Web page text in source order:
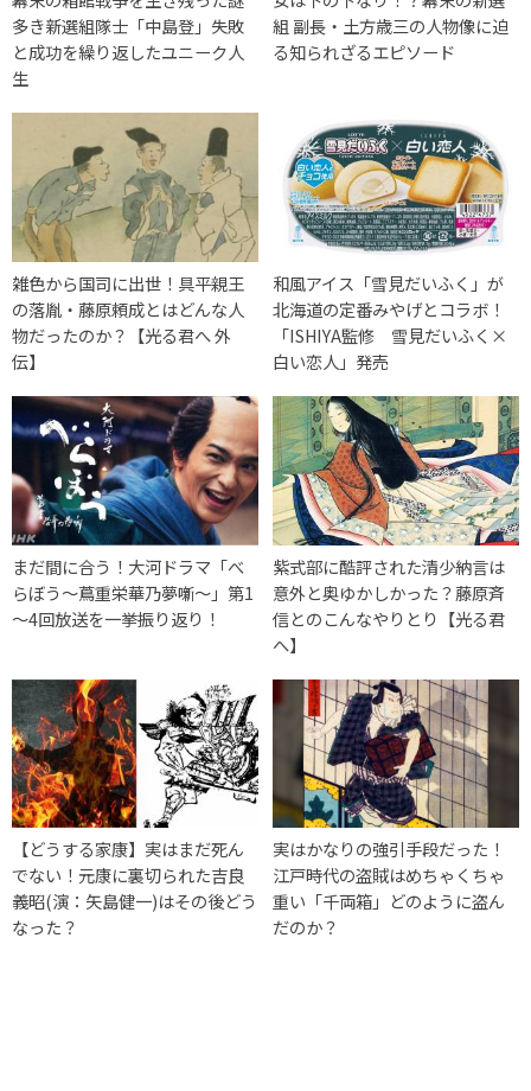
多き新選組隊士「中島登」失敗
と成功を繰り返したユニーク人
生
組 副長・土方歳三の人物像に迫
る知られざるエピソード
雑色から国司に出世！具平親王
の落胤・藤原頼成とはどんな人
物だったのか？【光る君へ 外
伝】
和風アイス「雪見だいふく」が
北海道の定番みやげとコラボ！
「ISHIYA監修 雪見だいふく×
白い恋人」発売
まだ間に合う！大河ドラマ「べ
らぼう～蔦重栄華乃夢噺～」第1
～4回放送を一挙振り返り！
紫式部に酷評された清少納言は
意外と奥ゆかしかった？藤原斉
信とのこんなやりとり【光る君
へ】
【どうする家康】実はまだ死ん
でない！元康に裏切られた吉良
義昭(演：矢島健一)はその後どう
なった？
実はかなりの強引手段だった！
江戸時代の盗賊はめちゃくちゃ
重い「千両箱」どのように盗ん
だのか？